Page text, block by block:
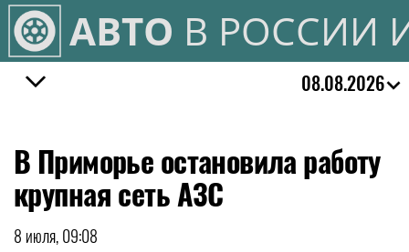
АВТО В РОССИИ
08.08.2026
В Приморье остановила работу
крупная сеть АЗС
8 июля, 09:08